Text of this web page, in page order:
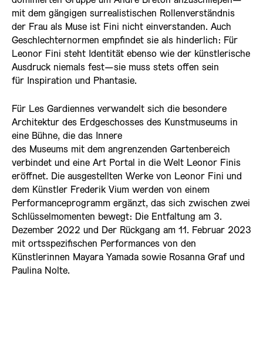
mit dem gängigen surrealistischen Rollenverständnis
der Frau als Muse ist Fini nicht einverstanden. Auch
Geschlechternormen empfindet sie als hinderlich: Für
Leonor Fini steht Identität ebenso wie der künstlerische
Ausdruck niemals fest—sie muss stets offen sein
für Inspiration und Phantasie.
Für Les Gardiennes verwandelt sich die besondere
Architektur des Erdgeschosses des Kunstmuseums in
eine Bühne, die das Innere
des Museums mit dem angrenzenden Gartenbereich
verbindet und eine Art Portal in die Welt Leonor Finis
eröffnet. Die ausgestellten Werke von Leonor Fini und
dem Künstler Frederik Vium werden von einem
Performanceprogramm ergänzt, das sich zwischen zwei
Schlüsselmomenten bewegt: Die Entfaltung am 3.
Dezember 2022 und Der Rückgang am 11. Februar 2023
mit ortsspezifischen Performances von den
Künstlerinnen Mayara Yamada sowie Rosanna Graf und
Paulina Nolte.